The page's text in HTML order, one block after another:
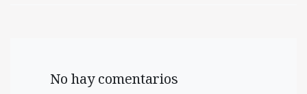
No hay comentarios